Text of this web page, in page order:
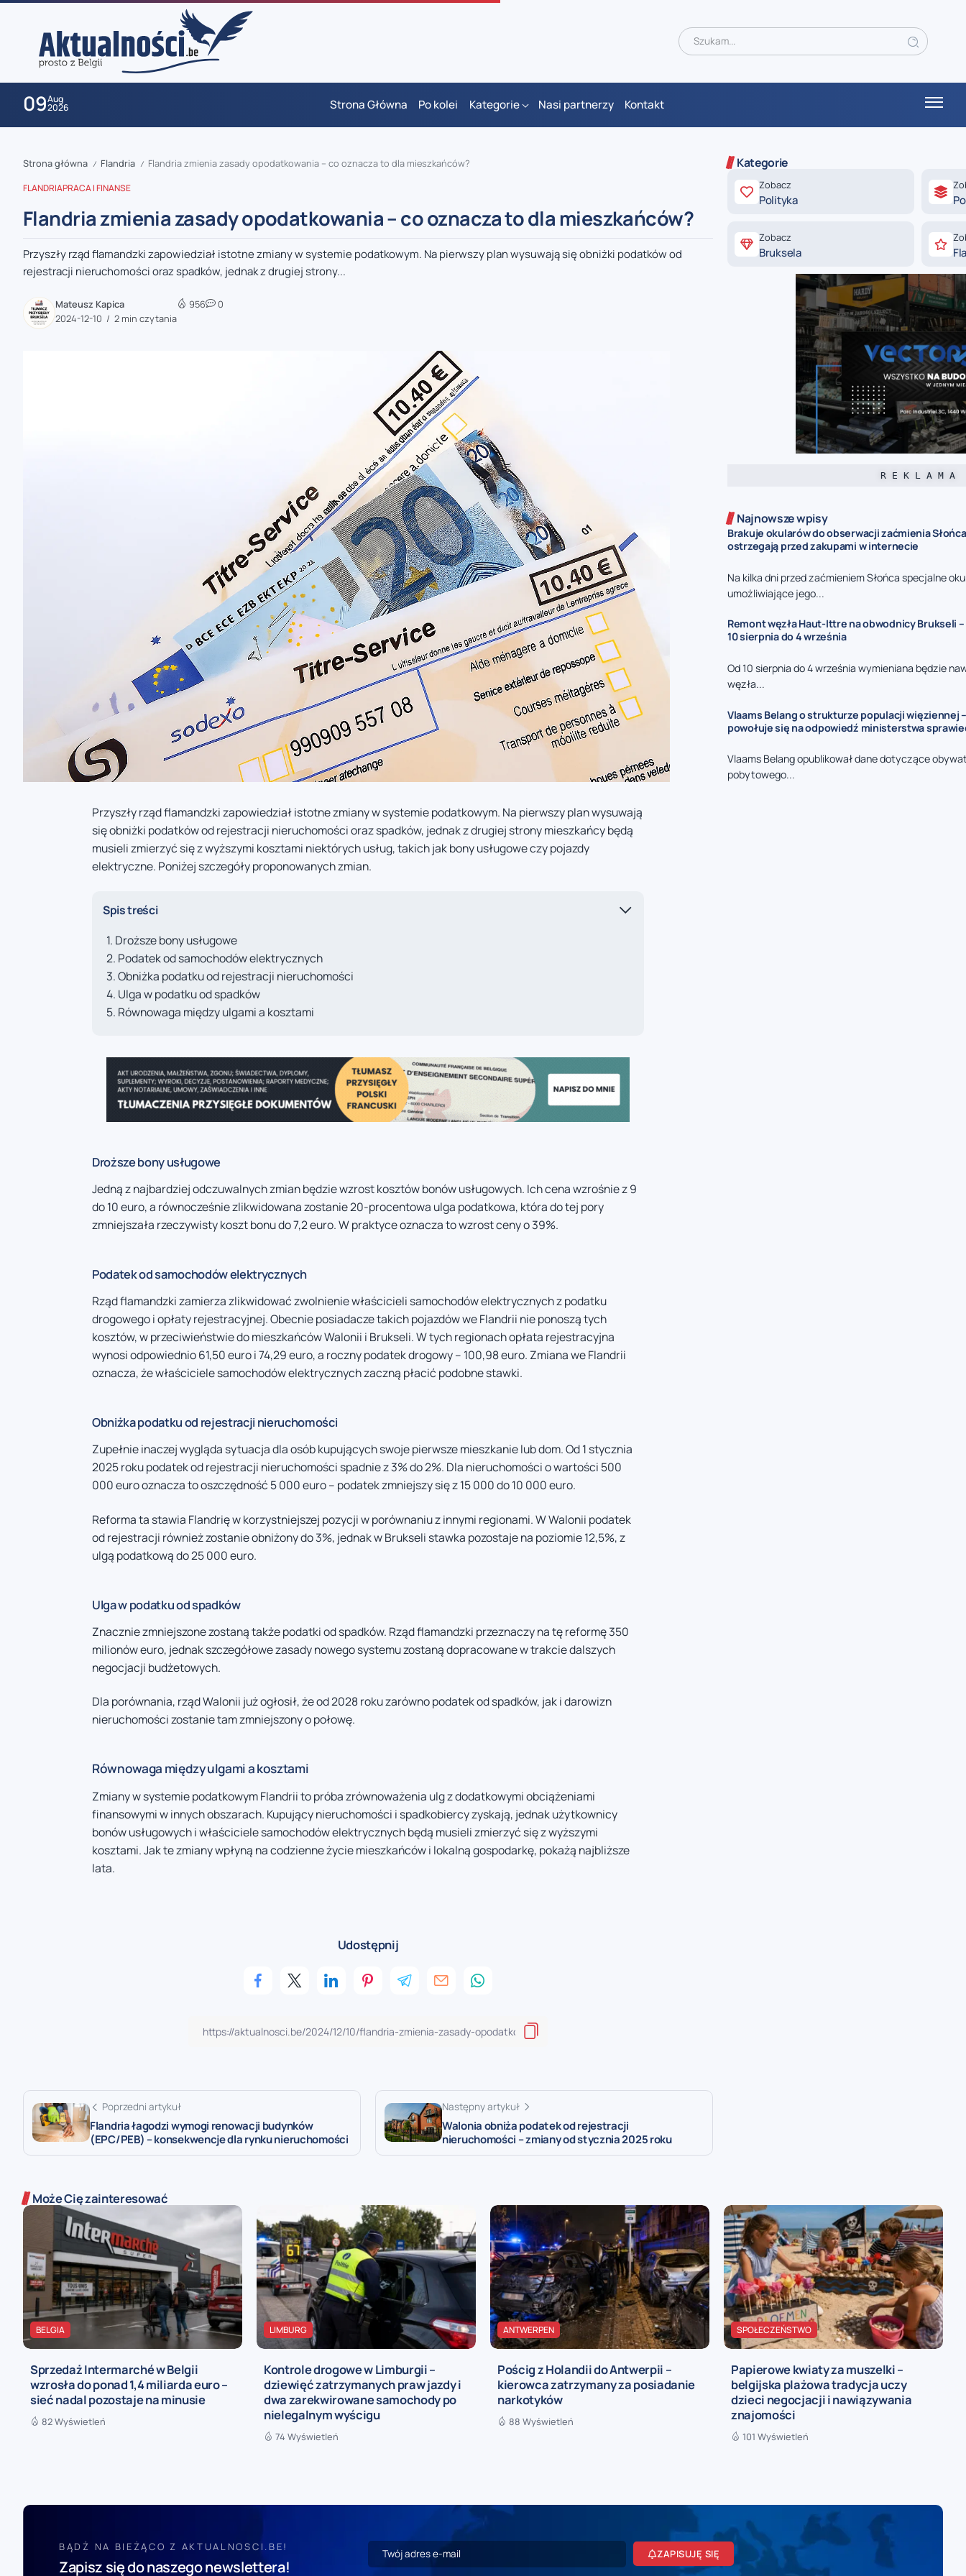
09Aug
2026 Strona Główna Po kolei Kategorie Nasi partnerzy Kontakt
zaobserwuj nas
zaobserwuj nas
Strona główna / Flandria / Flandria zmienia zasady opodatkowania – co oznacza to dla mieszkańców?
FLANDRIAPRACA I FINANSE
Flandria zmienia zasady opodatkowania – co oznacza to dla mieszkańców?
Przyszły rząd flamandzki zapowiedział istotne zmiany w systemie podatkowym. Na pierwszy plan wysuwają się obniżki podatków od
rejestracji nieruchomości oraz spadków, jednak z drugiej strony...
Mateusz Kapica
2024-12-10
2 min czytania
956 0
Przyszły rząd flamandzki zapowiedział istotne zmiany w systemie podatkowym. Na pierwszy plan wysuwają
się obniżki podatków od rejestracji nieruchomości oraz spadków, jednak z drugiej strony mieszkańcy będą
musieli zmierzyć się z wyższymi kosztami niektórych usług, takich jak bony usługowe czy pojazdy
elektryczne. Poniżej szczegóły proponowanych zmian.
Spis treści
Droższe bony usługowe
Podatek od samochodów elektrycznych
Obniżka podatku od rejestracji nieruchomości
Ulga w podatku od spadków
Równowaga między ulgami a kosztami
Droższe bony usługowe
Jedną z najbardziej odczuwalnych zmian będzie wzrost kosztów bonów usługowych. Ich cena wzrośnie z 9
do 10 euro, a równocześnie zlikwidowana zostanie 20-procentowa ulga podatkowa, która do tej pory
zmniejszała rzeczywisty koszt bonu do 7,2 euro. W praktyce oznacza to wzrost ceny o 39%.
Podatek od samochodów elektrycznych
Rząd flamandzki zamierza zlikwidować zwolnienie właścicieli samochodów elektrycznych z podatku
drogowego i opłaty rejestracyjnej. Obecnie posiadacze takich pojazdów we Flandrii nie ponoszą tych
kosztów, w przeciwieństwie do mieszkańców Walonii i Brukseli. W tych regionach opłata rejestracyjna
wynosi odpowiednio 61,50 euro i 74,29 euro, a roczny podatek drogowy – 100,98 euro. Zmiana we Flandrii
oznacza, że właściciele samochodów elektrycznych zaczną płacić podobne stawki.
Obniżka podatku od rejestracji nieruchomości
Zupełnie inaczej wygląda sytuacja dla osób kupujących swoje pierwsze mieszkanie lub dom. Od 1 stycznia
2025 roku podatek od rejestracji nieruchomości spadnie z 3% do 2%. Dla nieruchomości o wartości 500
000 euro oznacza to oszczędność 5 000 euro – podatek zmniejszy się z 15 000 do 10 000 euro.
Reforma ta stawia Flandrię w korzystniejszej pozycji w porównaniu z innymi regionami. W Walonii podatek
od rejestracji również zostanie obniżony do 3%, jednak w Brukseli stawka pozostaje na poziomie 12,5%, z
ulgą podatkową do 25 000 euro.
Ulga w podatku od spadków
Znacznie zmniejszone zostaną także podatki od spadków. Rząd flamandzki przeznaczy na tę reformę 350
milionów euro, jednak szczegółowe zasady nowego systemu zostaną dopracowane w trakcie dalszych
negocjacji budżetowych.
Dla porównania, rząd Walonii już ogłosił, że od 2028 roku zarówno podatek od spadków, jak i darowizn
nieruchomości zostanie tam zmniejszony o połowę.
Równowaga między ulgami a kosztami
Zmiany w systemie podatkowym Flandrii to próba zrównoważenia ulg z dodatkowymi obciążeniami
finansowymi w innych obszarach. Kupujący nieruchomości i spadkobiercy zyskają, jednak użytkownicy
bonów usługowych i właściciele samochodów elektrycznych będą musieli zmierzyć się z wyższymi
kosztami. Jak te zmiany wpłyną na codzienne życie mieszkańców i lokalną gospodarkę, pokażą najbliższe
lata.
Udostępnij
Poprzedni artykuł
Flandria łagodzi wymogi renowacji budynków
(EPC/PEB) – konsekwencje dla rynku nieruchomości
Następny artykuł
Walonia obniża podatek od rejestracji
nieruchomości – zmiany od stycznia 2025 roku
Kategorie
Zobacz
Polityka
Zobacz
Bruksela
R E K L A M A
Najnowsze wpisy
Brakuje okularów do obserwacji zaćmienia
ostrzegają przed zakupami w internecie
Na kilka dni przed zaćmieniem Słońca specjalne
umożliwiające jego...
Remont węzła Haut-Ittre na obwodnicy Brukseli
10 sierpnia do 4 września
Od 10 sierpnia do 4 września wymieniana będzie
węzła...
Vlaams Belang o strukturze populacji więziennej
powołuje się na odpowiedź ministerstwa
Vlaams Belang opublikował dane dotyczące
pobytowego...
Może Cię zainteresować
BELGIA
Sprzedaż Intermarché w Belgii
wzrosła do ponad 1,4 miliarda euro –
sieć nadal pozostaje na minusie
82 Wyświetleń
LIMBURG
Kontrole drogowe w Limburgii –
dziewięć zatrzymanych praw jazdy i
dwa zarekwirowane samochody po
nielegalnym wyścigu
74 Wyświetleń
ANTWERPEN
Pościg z Holandii do Antwerpii –
kierowca zatrzymany za posiadanie
narkotyków
88 Wyświetleń
SPOŁECZEŃSTWO
Papierowe kwiaty za muszelki –
belgijska plażowa tradycja uczy
dzieci negocjacji i nawiązywania
znajomości
101 Wyświetleń
BĄDŹ NA BIEŻĄCO Z AKTUALNOSCI.BE!
Zapisz się do naszego newslettera!
ZAPISUJĘ SIĘ